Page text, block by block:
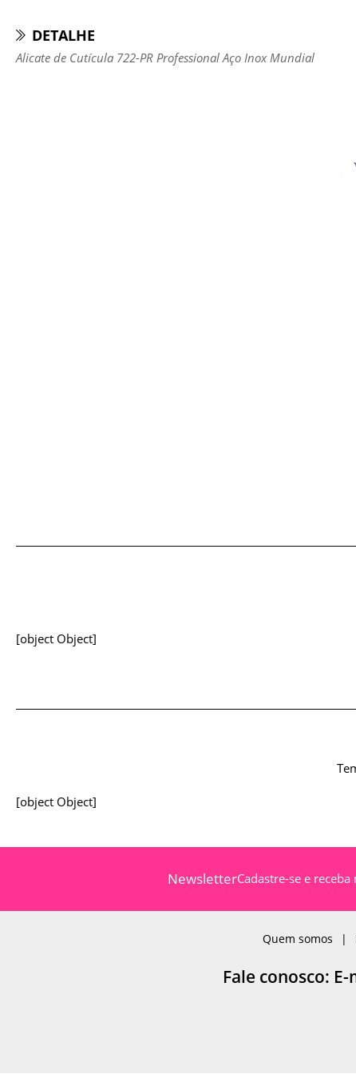
DETALHE
Alicate de Cutícula 722-PR Professional Aço Inox Mundial
[object Object]
[object Object]
NewsletterCadastre-se e
Quem somos
Fale conosco: